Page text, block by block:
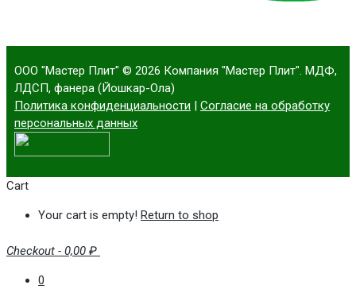
ООО "Мастер Плит" © 2026 Компания "Мастер Плит". МДФ,
ЛДСП, фанера (Йошкар-Ола)
Политика конфиденциальности | Согласие на обработку
персональных данных
Cart
Your cart is empty! Return to shop
Checkout - 0,00 ₽
0